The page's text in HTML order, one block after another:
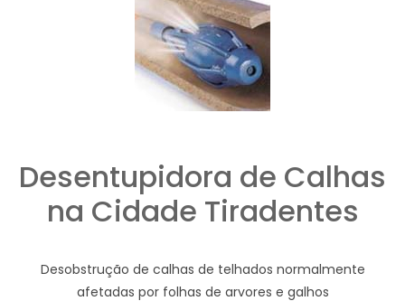
Desentupidora de Calhas
na Cidade Tiradentes
Desobstrução de calhas de telhados normalmente
afetadas por folhas de arvores e galhos